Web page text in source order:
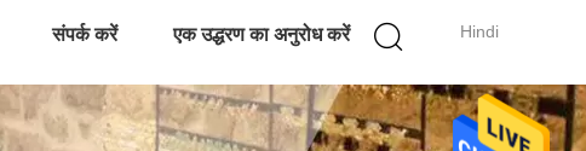
Hindi
संपर्क करें एक उद्धरण का अनुरोध करें